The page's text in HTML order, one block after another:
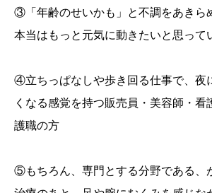
③「年齢のせいかも」と不調をあきら
本当はもっと元気に動きたいと思って
④立ちっぱなしや歩き回る仕事で、夜
くなる感覚を持つ販売員・美容師・看
護職の方
⑤もちろん、専門とする分野である、